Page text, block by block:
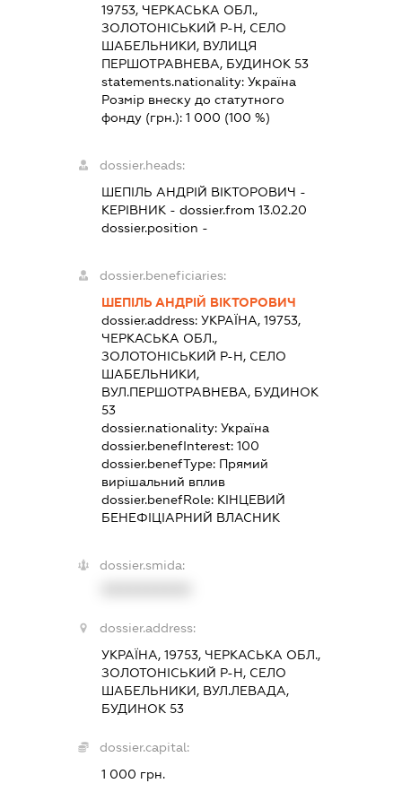
19753, ЧЕРКАСЬКА ОБЛ.,
ЗОЛОТОНІСЬКИЙ Р-Н, СЕЛО
ШАБЕЛЬНИКИ, ВУЛИЦЯ
ПЕРШОТРАВНЕВА, БУДИНОК 53
statements.nationality: Україна
Розмір внеску до статутного
фонду (грн.): 1 000 (100 %)
dossier.heads:
ШЕПІЛЬ АНДРІЙ ВІКТОРОВИЧ -
КЕРІВНИК - dossier.from 13.02.20
dossier.position -
dossier.beneficiaries:
ШЕПІЛЬ АНДРІЙ ВІКТОРОВИЧ
dossier.address: УКРАЇНА, 19753,
ЧЕРКАСЬКА ОБЛ.,
ЗОЛОТОНІСЬКИЙ Р-Н, СЕЛО
ШАБЕЛЬНИКИ,
ВУЛ.ПЕРШОТРАВНЕВА, БУДИНОК
53
dossier.nationality: Україна
dossier.benefInterest: 100
dossier.benefType: Прямий
вирішальний вплив
dossier.benefRole: КІНЦЕВИЙ
БЕНЕФІЦІАРНИЙ ВЛАСНИК
dossier.smida:
dossier.address:
УКРАЇНА, 19753, ЧЕРКАСЬКА ОБЛ.,
ЗОЛОТОНІСЬКИЙ Р-Н, СЕЛО
ШАБЕЛЬНИКИ, ВУЛ.ЛЕВАДА,
БУДИНОК 53
dossier.capital:
1 000 грн.